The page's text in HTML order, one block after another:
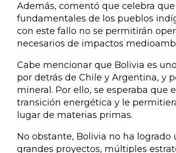
Además, comentó que celebra
fundamentales de los pueblos
con este fallo no se permitirán
necesarios de impactos
Cabe mencionar que Bolivia es
por detrás de Chile y Argentina, y
mineral. Por ello, se esperaba
transición energética y le
lugar de materias primas.
No obstante, Bolivia no ha
grandes proyectos, múltiples